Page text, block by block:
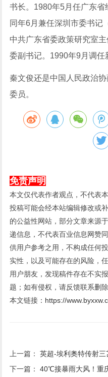
书长。1980年5月任广东省
同年6月兼任深圳市委书记
中共广东省委政策研究室
委副书记。1990年9月调任
秦文俊还是中国人民政治
委员。
免责声明
本文仅代表作者观点，不代表
投稿可能会经本站编辑修改或
的公益性网站，部分文章来源
递信息，不代表百业信息网赞
供用户参考之用，不构成任何
实性，以及可能存在的风险，
用户朋友，发现稿件存在不实
题；如有侵权，请反馈联系删
本文链接： https://
上一篇：英超-埃利奥特传射三苫
下一篇：40℃接暴雨大风！重